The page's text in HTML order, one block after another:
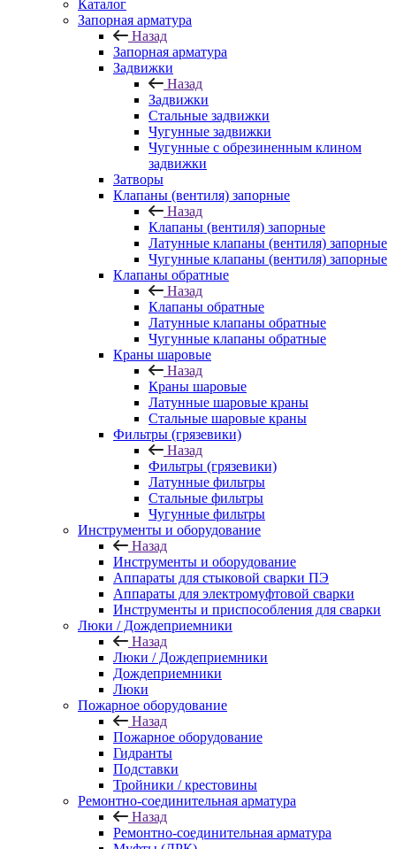
Каталог
Запорная арматура
Назад
Запорная арматура
Задвижки
Назад
Задвижки
Стальные задвижки
Чугунные задвижки
Чугунные с обрезиненным клином
задвижки
Затворы
Клапаны (вентиля) запорные
Назад
Клапаны (вентиля) запорные
Латунные клапаны (вентиля) запорные
Чугунные клапаны (вентиля) запорные
Клапаны обратные
Назад
Клапаны обратные
Латунные клапаны обратные
Чугунные клапаны обратные
Краны шаровые
Назад
Краны шаровые
Латунные шаровые краны
Стальные шаровые краны
Фильтры (грязевики)
Назад
Фильтры (грязевики)
Латунные фильтры
Стальные фильтры
Чугунные фильтры
Инструменты и оборудование
Назад
Инструменты и оборудование
Аппараты для стыковой сварки ПЭ
Аппараты для электромуфтовой сварки
Инструменты и приспособления для сварки
Люки / Дождеприемники
Назад
Люки / Дождеприемники
Дождеприемники
Люки
Пожарное оборудование
Назад
Пожарное оборудование
Гидранты
Подставки
Тройники / крестовины
Ремонтно-соединительная арматура
Назад
Ремонтно-соединительная арматура